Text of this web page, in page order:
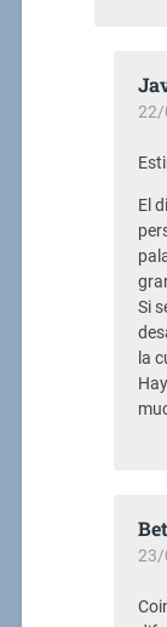
22/
El
Si
la
23/